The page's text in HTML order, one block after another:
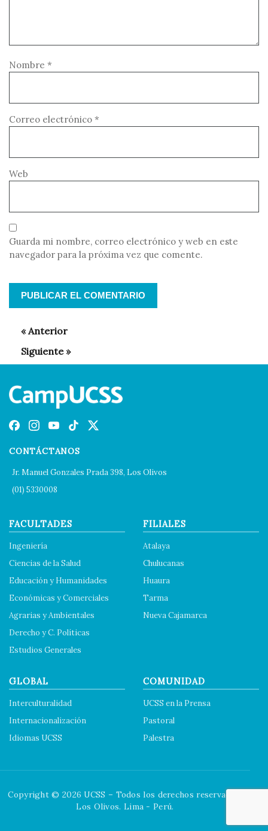
Nombre *
Correo electrónico *
Web
Guarda mi nombre, correo electrónico y web en este
navegador para la próxima vez que comente.
CONTÁCTANOS
Jr. Manuel Gonzales Prada 398, Los Olivos
(01) 5330008
FACULTADES
Ingeniería
Ciencias de la Salud
Educación y Humanidades
Económicas y Comerciales
Agrarias y Ambientales
Derecho y C. Políticas
Estudios Generales
FILIALES
Atalaya
Chulucanas
Huaura
Tarma
Nueva Cajamarca
GLOBAL
Interculturalidad
Internacionalización
Idiomas UCSS
COMUNIDAD
UCSS en la Prensa
Pastoral
Palestra
Copyright © 2026 UCSS – Todos los derechos reservados.
Los Olivos. Lima - Perú.